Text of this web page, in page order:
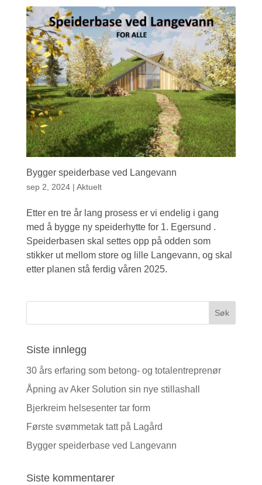
Bygger speiderbase ved Langevann
sep 2, 2024| Aktuelt
Etter en tre år lang prosess er vi endelig i gang
med å bygge ny speiderhytte for 1. Egersund .
Speiderbasen skal settes opp på odden som
stikker ut mellom store og lille Langevann, og skal
etter planen stå ferdig våren 2025.
Siste innlegg
30 års erfaring som betong- og totalentreprenør
Åpning av Aker Solution sin nye stillashall
Bjerkreim helsesenter tar form
Første svømmetak tatt på Lagård
Bygger speiderbase ved Langevann
Siste kommentarer